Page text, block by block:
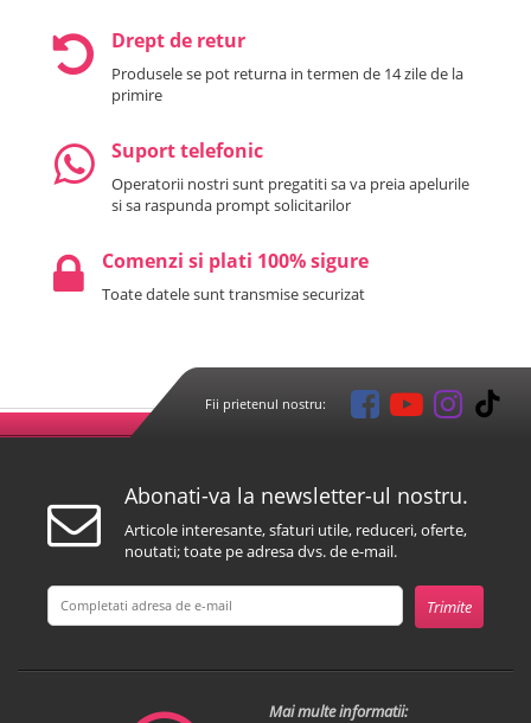
Drept de retur
Produsele se pot returna in termen de 14 zile de la
primire
Suport telefonic
Operatorii nostri sunt pregatiti sa va preia apelurile
si sa raspunda prompt solicitarilor
Comenzi si plati 100% sigure
Toate datele sunt transmise securizat
Fii prietenul nostru:
Abonati-va la newsletter-ul nostru.
Articole interesante, sfaturi utile, reduceri, oferte,
noutati; toate pe adresa dvs. de e-mail.
Mai multe informatii: